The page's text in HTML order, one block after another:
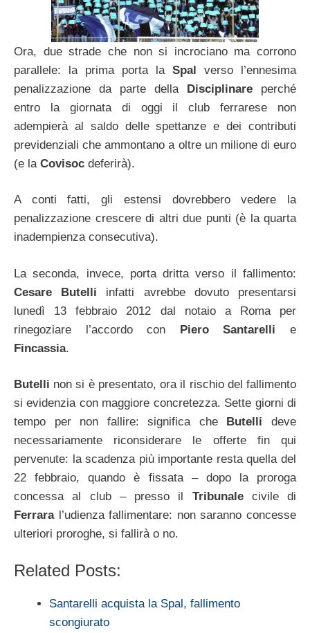
Ora, due strade che non si incrociano ma corrono
parallele: la prima porta la Spal verso l’ennesima
penalizzazione da parte della Disciplinare perché
entro la giornata di oggi il club ferrarese non
adempierà al saldo delle spettanze e dei contributi
previdenziali che ammontano a oltre un milione di euro
(e la Covisoc deferirà).
A conti fatti, gli estensi dovrebbero vedere la
penalizzazione crescere di altri due punti (è la quarta
inadempienza consecutiva).
La seconda, invece, porta dritta verso il fallimento:
Cesare Butelli infatti avrebbe dovuto presentarsi
lunedì 13 febbraio 2012 dal notaio a Roma per
rinegoziare l’accordo con Piero Santarelli e
Fincassia.
Butelli non si è presentato, ora il rischio del fallimento
si evidenzia con maggiore concretezza. Sette giorni di
tempo per non fallire: significa che
Butelli deve
necessariamente riconsiderare le offerte fin qui
pervenute: la scadenza più importante resta quella del
22 febbraio, quando è fissata – dopo la proroga
concessa al club – presso il Tribunalecivile di
Ferraral’udienza fallimentare: non saranno concesse
ulteriori proroghe, si fallirà o no.
Related Posts:
Santarelli acquista la Spal, fallimento
scongiurato